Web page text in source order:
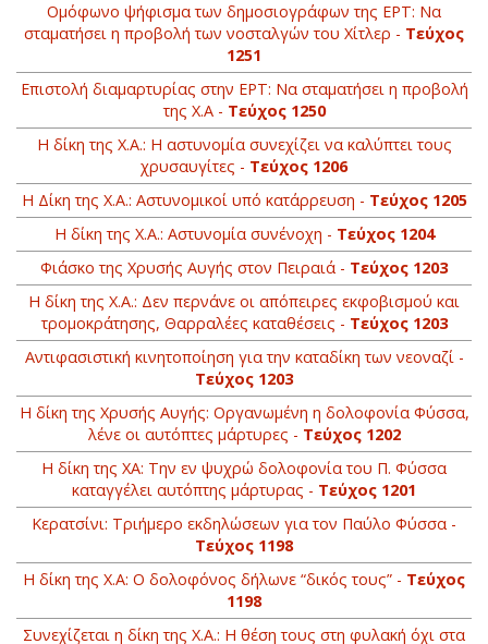
Oμόφωνο ψήφισμα των δημοσιογράφων της ΕΡΤ: Να
σταματήσει η προβολή των νοσταλγών του Χίτλερ - Τεύχος
1251
Επιστολή διαμαρτυρίας στην ΕΡΤ: Να σταματήσει η προβολή
της Χ.Α - Τεύχος 1250
H δίκη της Χ.Α.: Η αστυνομία συνεχίζει να καλύπτει τους
χρυσαυγίτες - Τεύχος 1206
Η Δίκη της Χ.Α.: Αστυνομικοί υπό κατάρρευση - Τεύχος 1205
Η δίκη της Χ.Α.: Αστυνομία συνένοχη - Τεύχος 1204
Φιάσκο της Χρυσής Αυγής στον Πειραιά - Τεύχος 1203
H δίκη της Χ.Α.: Δεν περνάνε οι απόπειρες εκφοβισμού και
τρομοκράτησης, Θαρραλέες καταθέσεις - Τεύχος 1203
Αντιφασιστική κινητοποίηση για την καταδίκη των νεοναζί -
Τεύχος 1203
Η δίκη της Χρυσής Αυγής: Οργανωμένη η δολοφονία Φύσσα,
λένε οι αυτόπτες μάρτυρες - Τεύχος 1202
Η δίκη της ΧΑ: Την εν ψυχρώ δολοφονία του Π. Φύσσα
καταγγέλει αυτόπτης μάρτυρας - Τεύχος 1201
Κερατσίνι: Τριήμερο εκδηλώσεων για τον Παύλο Φύσσα -
Τεύχος 1198
Η δίκη της Χ.Α: Ο δολοφόνος δήλωνε “δικός τους” - Τεύχος
1198
Συνεχίζεται η δίκη της Χ.Α.: Η θέση τους στη φυλακή όχι στα